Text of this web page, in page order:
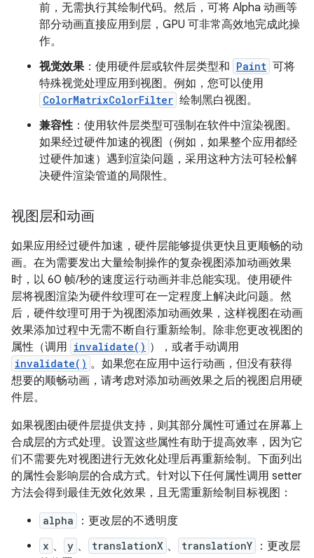
前，无需执行其绘制代码。然后，可将 Alpha 动画等
部分动画直接应用到层，GPU 可非常高效地完成此操
作。
视觉效果 ：使用硬件层或软件层类型和 Paint 可将
特殊视觉处理应用到视图。例如，您可以使用
ColorMatrixColorFilter 绘制黑白视图。
兼容性：使用软件层类型可强制在软件中渲染视图。
如果经过硬件加速的视图（例如，如果整个应用都经
过硬件加速）遇到渲染问题，采用这种方法可轻松解
决硬件渲染管道的局限性。
视图层和动画
如果应用经过硬件加速，硬件层能够提供更快且更顺畅的动
画。在为需要发出大量绘制操作的复杂视图添加动画效果
时，以 60 帧/秒的速度运行动画并非总能实现。使用硬件
层将视图渲染为硬件纹理可在一定程度上解决此问题。然
后，硬件纹理可用于为视图添加动画效果，这样视图在动画
效果添加过程中无需不断自行重新绘制。除非您更改视图的
属性（调用 invalidate() ），或者手动调用
invalidate() 。如果您在应用中运行动画，但没有获得
想要的顺畅动画，请考虑对添加动画效果之后的视图启用硬
件层。
如果视图由硬件层提供支持，则其部分属性可通过在屏幕上
合成层的方式处理。设置这些属性有助于提高效率，因为它
们不需要先对视图进行无效化处理后再重新绘制。下面列出
的属性会影响层的合成方式。针对以下任何属性调用 setter
方法会得到最佳无效化效果，且无需重新绘制目标视图：
alpha ：更改层的不透明度
x 、 y 、 translationX 、 translationY
：更改层